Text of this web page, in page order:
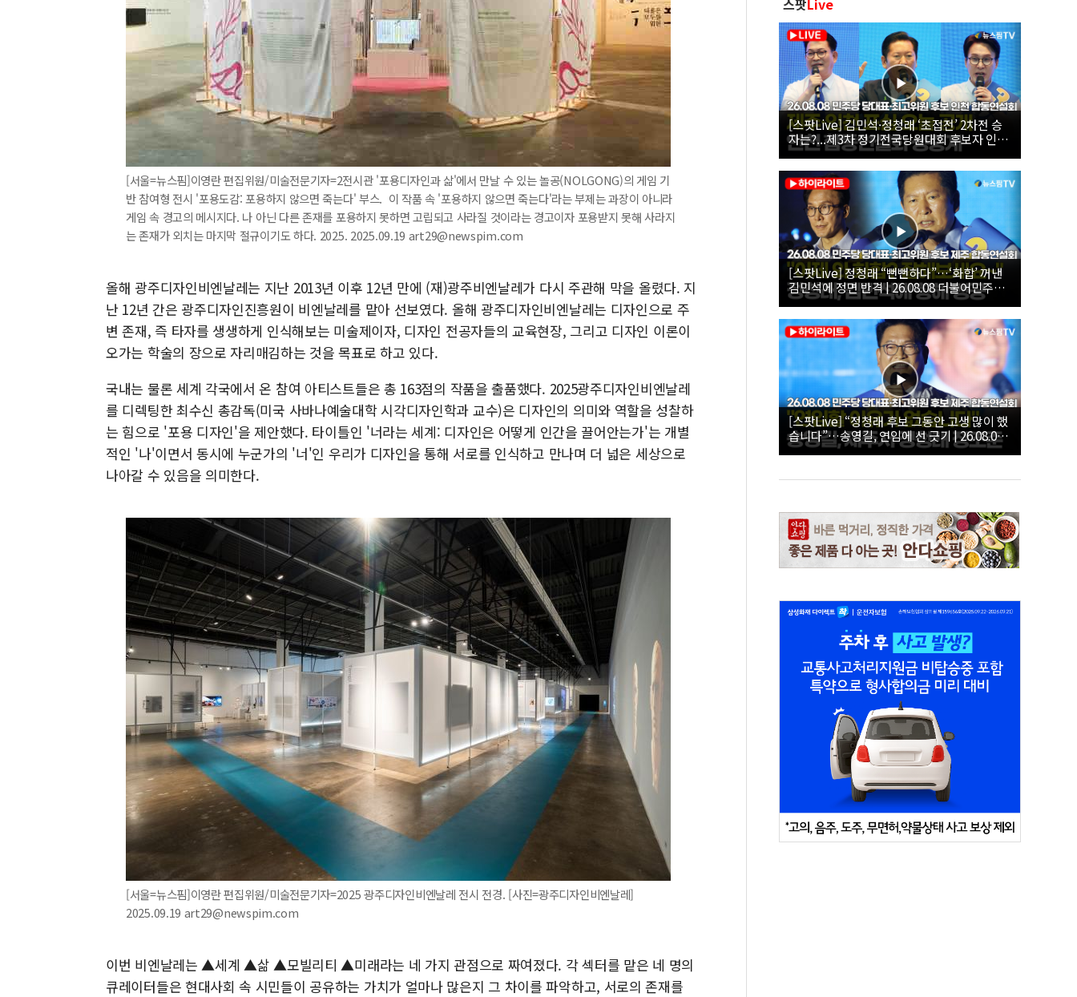
[서울=뉴스핌]이영란 편집위원/미술전문기자=2전시관 '포용디자인과 삶'에서 만날 수 있는 놀공(NOLGONG)의 게임 기
반 참여형 전시 '포용도감: 포용하지 않으면 죽는다' 부스. 이 작품 속 '포용하지 않으면 죽는다'라는 부제는 과장이 아니라
게임 속 경고의 메시지다. 나 아닌 다른 존재를 포용하지 못하면 고립되고 사라질 것이라는 경고이자 포용받지 못해 사라지
는 존재가 외치는 마지막 절규이기도 하다. 2025. 2025.09.19 art29@newspim.com
올해 광주디자인비엔날레는 지난 2013년 이후 12년 만에 (재)광주비엔날레가 다시 주관해 막을 올렸다. 지
난 12년 간은 광주디자인진흥원이 비엔날레를 맡아 선보였다. 올해 광주디자인비엔날레는 디자인으로 주
변 존재, 즉 타자를 생생하게 인식해보는 미술제이자, 디자인 전공자들의 교육현장, 그리고 디자인 이론이
오가는 학술의 장으로 자리매김하는 것을 목표로 하고 있다.
국내는 물론 세계 각국에서 온 참여 아티스트들은 총 163점의 작품을 출품했다. 2025광주디자인비엔날레
를 디렉팅한 최수신 총감독(미국 사바나예술대학 시각디자인학과 교수)은 디자인의 의미와 역할을 성찰하
는 힘으로 '포용 디자인'을 제안했다. 타이틀인 '너라는 세계: 디자인은 어떻게 인간을 끌어안는가'는 개별
적인 '나'이면서 동시에 누군가의 '너'인 우리가 디자인을 통해 서로를 인식하고 만나며 더 넓은 세상으로
나아갈 수 있음을 의미한다.
[서울=뉴스핌]이영란 편집위원/미술전문기자=2025 광주디자인비엔날레 전시 전경. [사진=광주디자인비엔날레]
2025.09.19 art29@newspim.com
이번 비엔날레는 ▲세계 ▲삶 ▲모빌리티 ▲미래라는 네 가지 관점으로 짜여졌다. 각 섹터를 맡은 네 명의
큐레이터들은 현대사회 속 시민들이 공유하는 가치가 얼마나 많은지 그 차이를 파악하고, 서로의 존재를
스팟Live
[스팟Live] 김민석·정청래 ‘초접전’ 2차전 승
자는?...제3차 정기전국당원대회 후보자 인천
합동연설회 생중계 | 26.08.08
[스팟Live] 정청래 “뻔뻔하다”…‘화합’ 꺼낸
김민석에 정면 반격 | 26.08.08 더불어민주당
당대표·최고위원 후보 제주 합동연설회
[스팟Live] “정청래 후보 그동안 고생 많이 했
습니다”…송영길, 연임에 선 긋기 | 26.08.08
더불어민주당 당대표·최고위원 후보 제주 합